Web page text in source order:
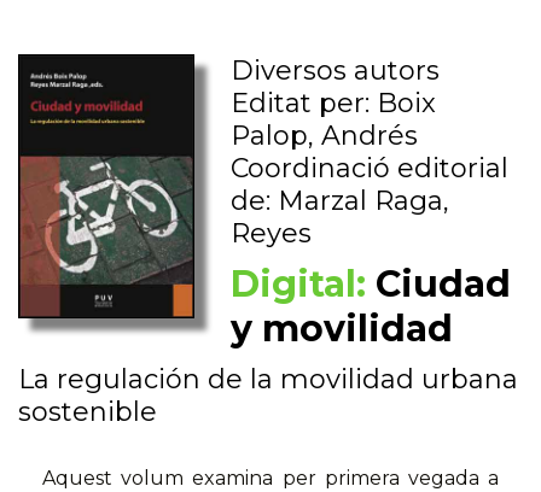
Diversos autors
Editat per: Boix
Palop, Andrés
Coordinació editorial
de: Marzal Raga,
Reyes
Digital: Ciudad
y movilidad
La regulación de la movilidad urbana
sostenible
Aquest volum examina per primera vegada a